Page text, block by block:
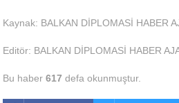
Kaynak: BALKAN DİPLOMASİ HABER
Editör: BALKAN DİPLOMASİ HABER
Bu haber 617 defa okunmuştur.